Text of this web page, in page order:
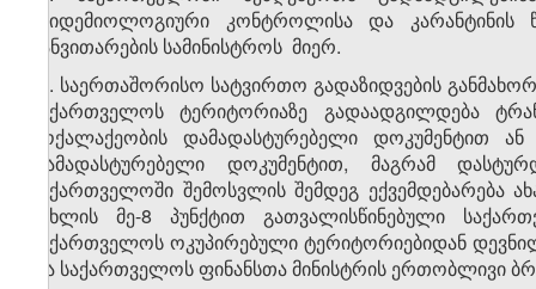
ეპიდემიოლოგიური კონტროლისა და
განვითარების სამინისტროს მიერ.
. საერთაშორისო სატვირთო გადაზიდვების
საქართველოს ტერიტორიაზე გადაადგილდება
მოქალაქეობის დამადასტურებელი დოკუმენტით
დამადასტურებელი დოკუმენტით, მაგრამ
საქართველოში შემოსვლის შემდეგ ექვემდებარება
მუხლის მე-8 პუნქტით გათვალისწინებული
საქართველოს ოკუპირებული ტერიტორიებიდან
და საქართველოს ფინანსთა მინისტრის ერთობლივი